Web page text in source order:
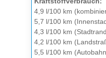
4,9 l/100 km
5,7 l/100 km
4,3 l/100 km
4,2 l/100 km
5,5 l/100 km